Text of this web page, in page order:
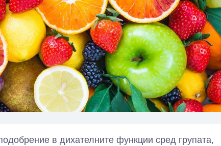
в дихателните функции сред групата,